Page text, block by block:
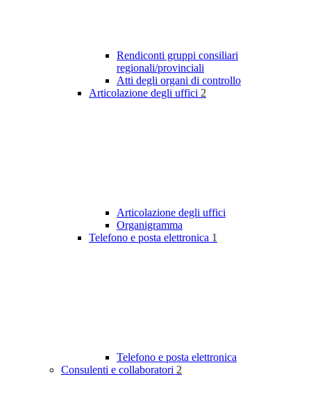
Rendiconti gruppi consiliari
regionali/provinciali
Atti degli organi di controllo
Articolazione degli uffici 2
Articolazione degli uffici
Organigramma
Telefono e posta elettronica 1
Telefono e posta elettronica
Consulenti e collaboratori 2